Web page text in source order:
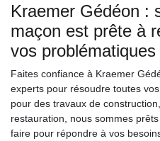
Kraemer Gédéon :
maçon est prête à
vos problématiques
Faites confiance à Kraemer
experts pour résoudre toutes
pour des travaux de
restauration, nous sommes
faire pour répondre à vos